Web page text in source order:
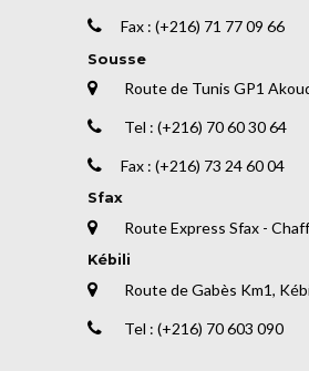
Fax : (+216) 71 77 09 66
Sousse
Route de Tunis GP1
Tel : (+216) 70 60 30 64
Fax : (+216) 73 24 60 04
Sfax
Route Express Sfax -
Kébili
Route de Gabès Km1,
Tel : (+216) 70 603 090